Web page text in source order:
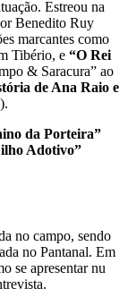
Estreou na
Benedito Ruy
marcantes como
Tibério, e “O Rei
& Saracura” ao
de Ana Raio e
da Porteira”
Adotivo”
no campo, sendo
no Pantanal. Em
se apresentar nu